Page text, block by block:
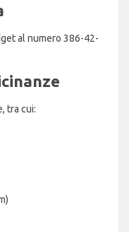
al numero 386-42-
tra cui: